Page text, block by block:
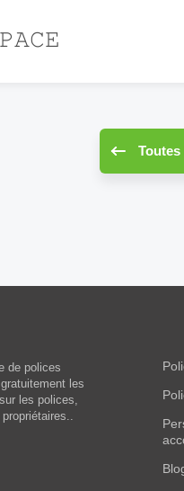
de polices
les
les polices,